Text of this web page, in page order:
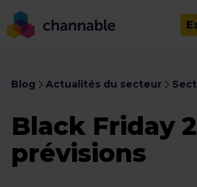
Blog Actualités du secteur
Black Friday
prévisions